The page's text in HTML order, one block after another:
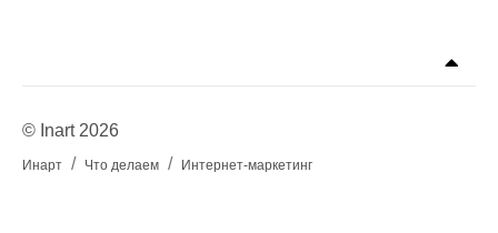
© Inart 2026
Инарт Что делаем Интернет-маркетинг